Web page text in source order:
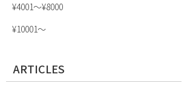
¥4001〜¥8000
¥10001〜
ARTICLES